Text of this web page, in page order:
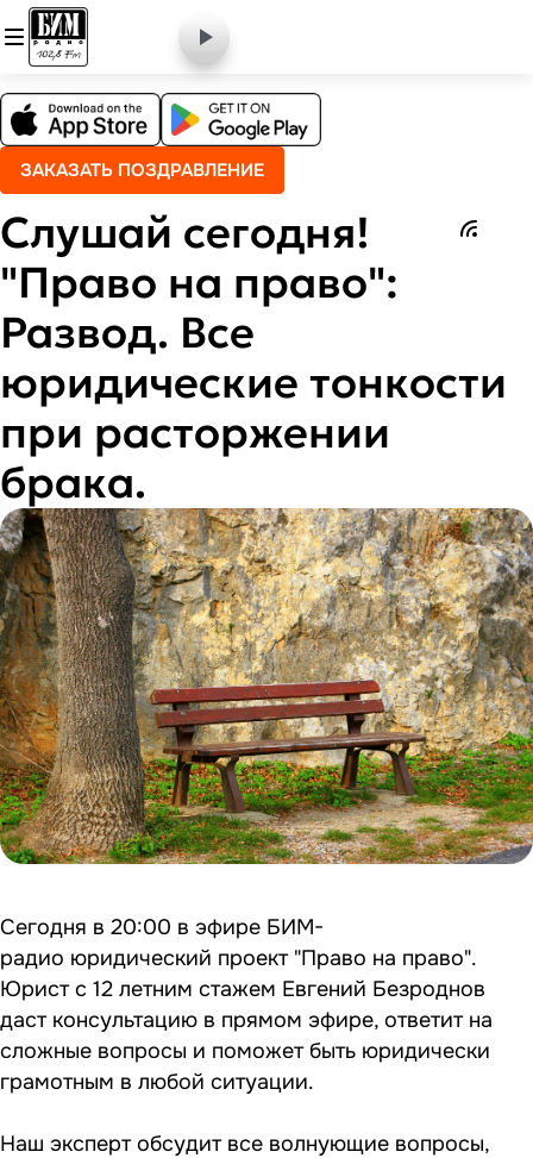
ЗАКАЗАТЬ ПОЗДРАВЛЕНИЕ
Слушай сегодня!
"Право на право":
Развод. Все
юридические тонкости
при расторжении
брака.
Сегодня в 20:00 в эфире БИМ-
радио юридический проект "Право на право".
Юрист с 12 летним стажем Евгений Безроднов
даст консультацию в прямом эфире, ответит на
сложные вопросы и поможет быть юридически
грамотным в любой ситуации.
Наш эксперт обсудит все волнующие вопросы,